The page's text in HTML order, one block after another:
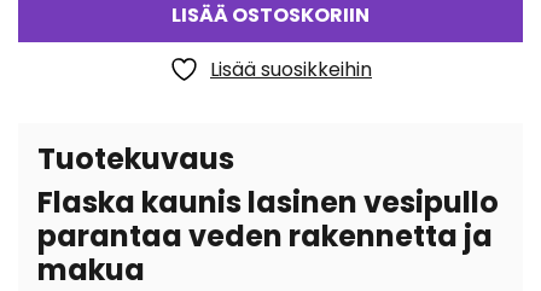
LISÄÄ OSTOSKORIIN
Lisää suosikkeihin
Tuotekuvaus
Flaska kaunis lasinen vesipullo
parantaa veden rakennetta ja
makua